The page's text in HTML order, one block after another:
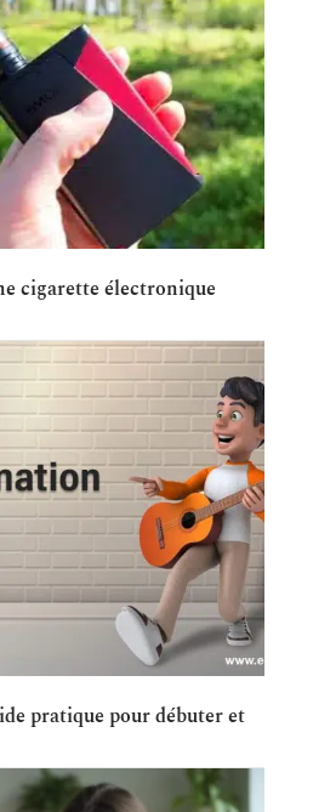
cigarette électronique
pratique pour débuter et